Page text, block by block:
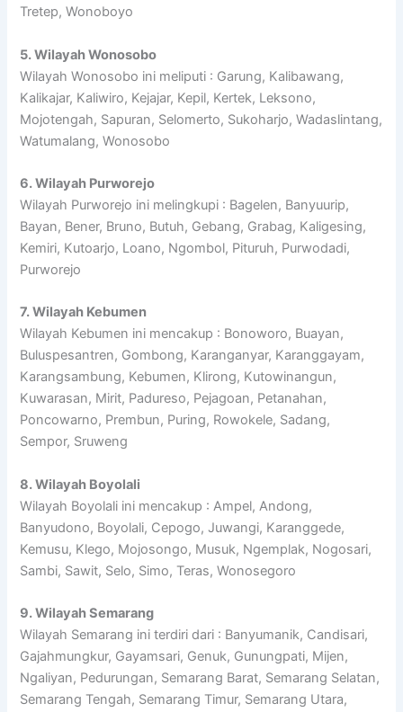
Tretep, Wonoboyo
5. Wilayah Wonosobo
Wilayah Wonosobo ini meliputi : Garung, Kalibawang,
Kalikajar, Kaliwiro, Kejajar, Kepil, Kertek, Leksono,
Mojotengah, Sapuran, Selomerto, Sukoharjo, Wadaslintang,
Watumalang, Wonosobo
6. Wilayah Purworejo
Wilayah Purworejo ini melingkupi : Bagelen, Banyuurip,
Bayan, Bener, Bruno, Butuh, Gebang, Grabag, Kaligesing,
Kemiri, Kutoarjo, Loano, Ngombol, Pituruh, Purwodadi,
Purworejo
7. Wilayah Kebumen
Wilayah Kebumen ini mencakup : Bonoworo, Buayan,
Buluspesantren, Gombong, Karanganyar, Karanggayam,
Karangsambung, Kebumen, Klirong, Kutowinangun,
Kuwarasan, Mirit, Padureso, Pejagoan, Petanahan,
Poncowarno, Prembun, Puring, Rowokele, Sadang,
Sempor, Sruweng
8. Wilayah Boyolali
Wilayah Boyolali ini mencakup : Ampel, Andong,
Banyudono, Boyolali, Cepogo, Juwangi, Karanggede,
Kemusu, Klego, Mojosongo, Musuk, Ngemplak, Nogosari,
Sambi, Sawit, Selo, Simo, Teras, Wonosegoro
9. Wilayah Semarang
Wilayah Semarang ini terdiri dari : Banyumanik, Candisari,
Gajahmungkur, Gayamsari, Genuk, Gunungpati, Mijen,
Ngaliyan, Pedurungan, Semarang Barat, Semarang Selatan,
Semarang Tengah, Semarang Timur, Semarang Utara,